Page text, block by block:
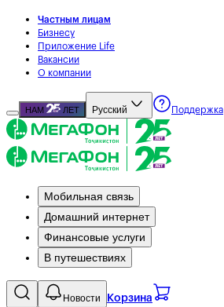
Частным лицам
Бизнесу
Приложение Life
Вакансии
О компании
НАМ ЛЕТ Русский Поддержка
Мобильная связь
Домашний интернет
Финансовые услуги
В путешествиях
Новости Корзина